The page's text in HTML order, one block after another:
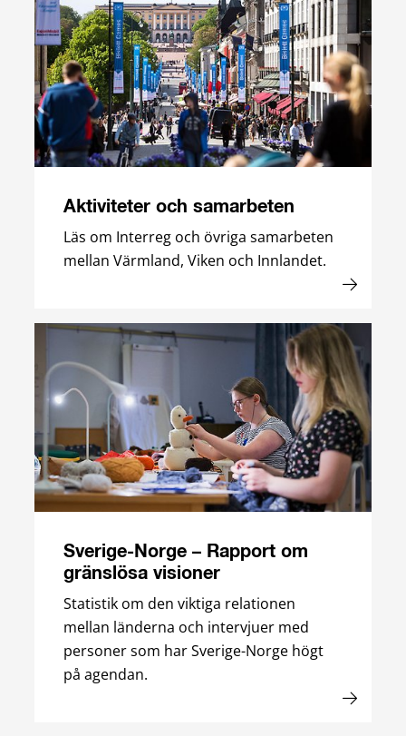
Aktiviteter och samarbeten
Läs om Interreg och övriga samarbeten
mellan Värmland, Viken och Innlandet.
Sverige-Norge – Rapport om
gränslösa visioner
Statistik om den viktiga relationen
mellan länderna och intervjuer med
personer som har Sverige-Norge högt
på agendan.